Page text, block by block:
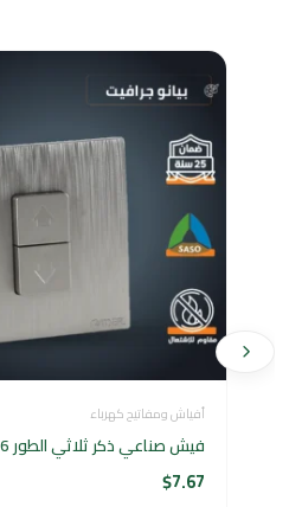
أفياش ومفاتيح كهرباء
فيش صناعي ذكر ثلاثي الطور 16 أمبير
$7.67